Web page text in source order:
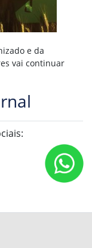
e da
vai continuar